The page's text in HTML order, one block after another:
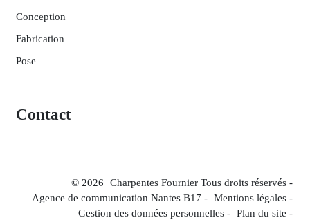
Conception
Fabrication
Pose
Contact
© 2026
Charpentes Fournier Tous droits réservés -
Agence de communication Nantes B17 - Mentions légales -
Gestion des données personnelles - Plan du site -